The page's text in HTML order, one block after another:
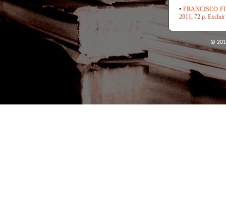
• FRANCISCO
2011, 72 p. Excluir
©